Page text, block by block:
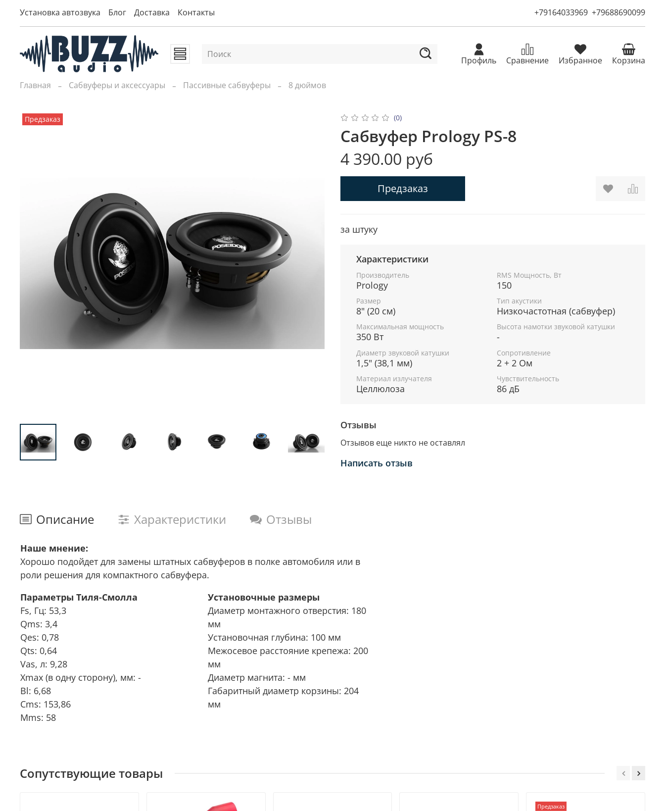
Установка автозвука Блог Доставка Контакты +79164033969 +79688690099
Профиль Сравнение Избранное Корзина
Главная Сабвуферы и аксессуары Пассивные сабвуферы 8 дюймов
Предзаказ (0)
Сабвуфер Prology PS-8
4 390.00 руб
Предзаказ
за штуку
Характеристики
Производитель
Prology
RMS Мощность, Вт
150
Размер
8" (20 см)
Тип акустики
Низкочастотная (сабвуфер)
Максимальная мощность
350 Вт
Высота намотки звуковой катушки
-
Диаметр звуковой катушки
1,5" (38,1 мм)
Сопротивление
2 + 2 Ом
Материал излучателя
Целлюлоза
Чувствительность
86 дБ
Отзывы
Отзывов еще никто не оставлял
Написать отзыв
Описание Характеристики Отзывы
Наше мнение:
Хорошо подойдет для замены штатных сабвуферов в полке автомобиля или в
роли решения для компактного сабвуфера.
Параметры Тиля-Смолла
Fs, Гц: 53,3
Qms: 3,4
Qes: 0,78
Qts: 0,64
Vas, л: 9,28
Xmax (в одну сторону), мм: -
Bl: 6,68
Cms: 153,86
Mms: 58
Установочные размеры
Диаметр монтажного отверстия: 180
мм
Установочная глубина: 100 мм
Межосевое расстояние крепежа: 200
мм
Диаметр магнита: - мм
Габаритный диаметр корзины: 204
мм
Сопутствующие товары
Предзаказ